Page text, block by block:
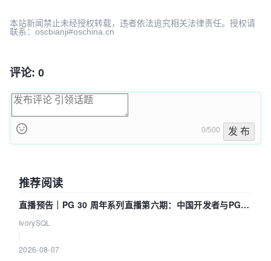
本站新闻禁止未经授权转载，违者依法追究相关法律责任。授权请
联系：oscbianji#oschina.cn
评论: 0
0/500 发 布
推荐阅读
直播预告｜PG 30 周年系列直播第六期：中国开发者与PG内
核——我们改得动吗？我们贡献了什么？
IvorySQL
2026-08-07